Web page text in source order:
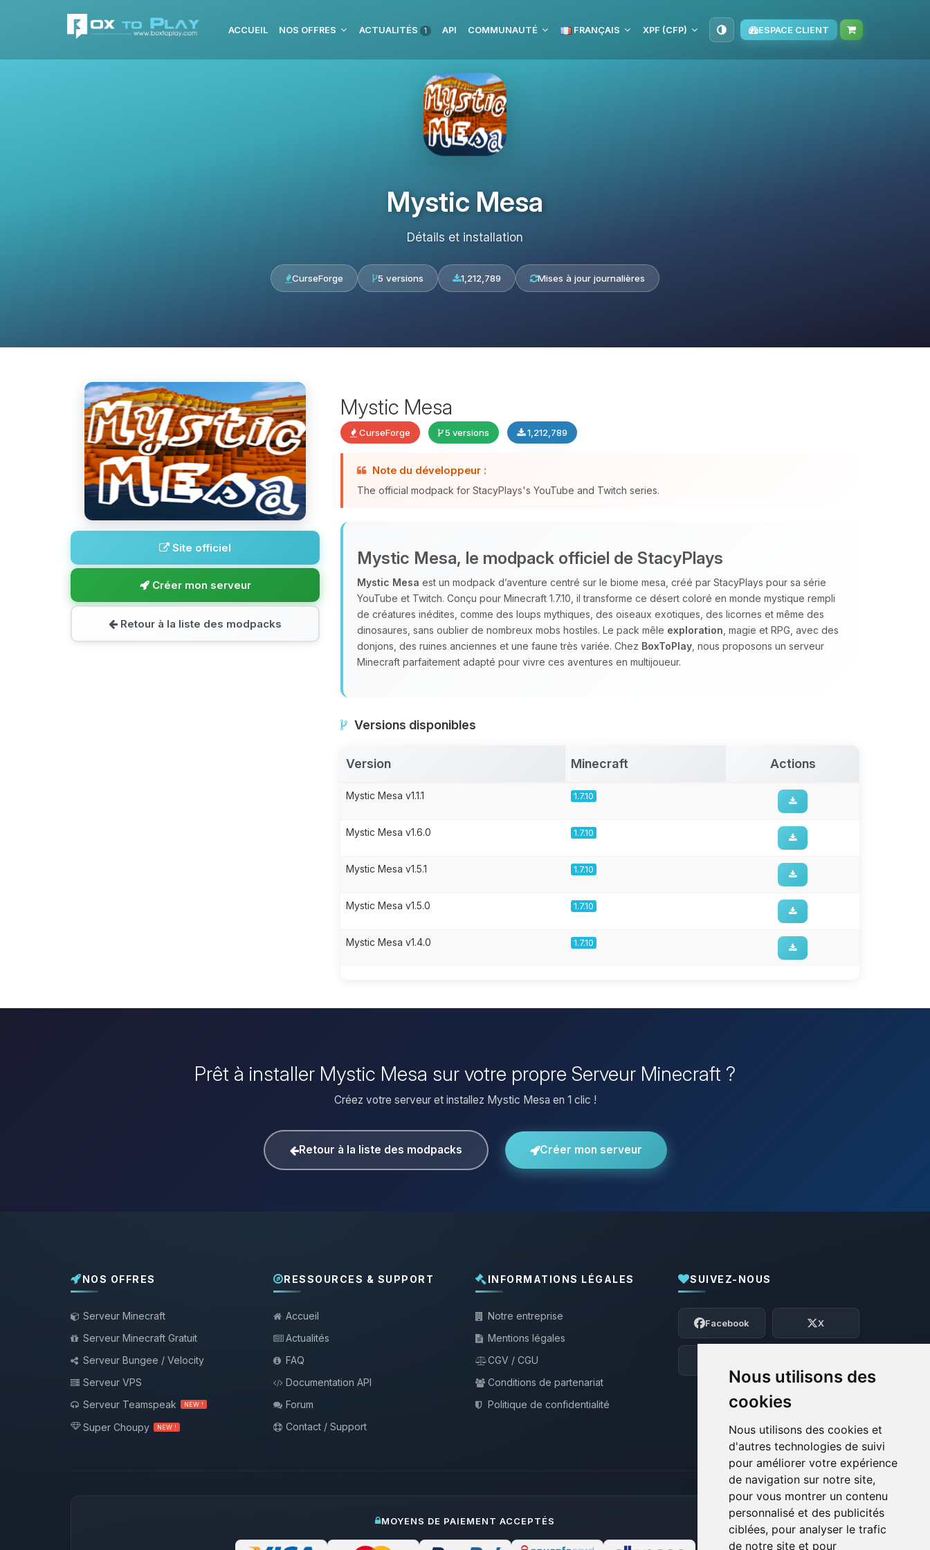
Nous utilisons des
cookies
Nous utilisons des cookies et
d'autres technologies de suivi
pour améliorer votre expérience
de navigation sur notre site,
pour vous montrer un contenu
personnalisé et des publicités
ciblées, pour analyser le trafic
de notre site et pour
ACCUEIL NOS OFFRES ACTUALITÉS 1 API COMMUNAUTÉ FRANÇAIS XPF (CFP) ESPACE CLIENT
Mystic Mesa
Détails et installation
CurseForge 5 versions 1,212,789 Mises à jour journalières
Site officiel
Créer mon serveur
Retour à la liste des modpacks
Mystic Mesa
CurseForge 5 versions 1,212,789
Note du développeur :
The official modpack for StacyPlays's YouTube and Twitch series.
Mystic Mesa, le modpack officiel de StacyPlays
Mystic Mesa est un modpack d’aventure centré sur le biome mesa, créé par StacyPlays pour sa série
YouTube et Twitch. Conçu pour Minecraft 1.7.10, il transforme ce désert coloré en monde mystique rempli
de créatures inédites, comme des loups mythiques, des oiseaux exotiques, des licornes et même des
dinosaures, sans oublier de nombreux mobs hostiles. Le pack mêle exploration , magie et RPG, avec des
donjons, des ruines anciennes et une faune très variée. Chez BoxToPlay , nous proposons un serveur
Minecraft parfaitement adapté pour vivre ces aventures en multijoueur.
Versions disponibles
Version Minecraft Actions
Mystic Mesa v1.1.1 1.7.10
Mystic Mesa v1.6.0 1.7.10
Mystic Mesa v1.5.1 1.7.10
Mystic Mesa v1.5.0 1.7.10
Mystic Mesa v1.4.0 1.7.10
Prêt à installer Mystic Mesa sur votre propre Serveur Minecraft ?
Créez votre serveur et installez Mystic Mesa en 1 clic !
Retour à la liste des modpacks Créer mon serveur
NOS OFFRES
Serveur Minecraft
Serveur Minecraft Gratuit
Serveur Bungee / Velocity
Serveur VPS
Serveur Teamspeak
NEW !
Super Choupy NEW !
RESSOURCES & SUPPORT
Accueil
Actualités
FAQ
Documentation API
Forum
Contact / Support
INFORMATIONS LÉGALES
Notre entreprise
Mentions légales
CGV / CGU
Conditions de partenariat
Politique de confidentialité
SUIVEZ-NOUS
Facebook X
MOYENS DE PAIEMENT ACCEPTÉS
Youpi, enfin quelqu’un pour me parler !
Moi c’est Choupy, ton petit assistant
BoxToPlay. Dis-moi ce dont tu as besoin
et je vais remuer mes petits circuits
08/08/2026 à 07:44